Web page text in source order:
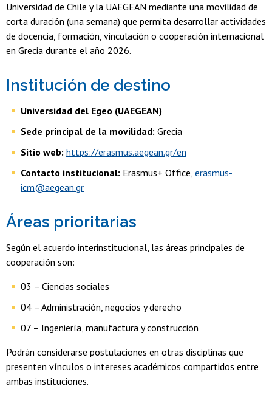
Universidad de Chile y la UAEGEAN mediante una movilidad de
corta duración (una semana) que permita desarrollar actividades
de docencia, formación, vinculación o cooperación internacional
en Grecia durante el año 2026.
Institución de destino
Universidad del Egeo (UAEGEAN)
Sede principal de la movilidad: Grecia
Sitio web: https://erasmus.aegean.gr/en
Contacto institucional: Erasmus+ Office, erasmus-
icm@aegean.gr
Áreas prioritarias
Según el acuerdo interinstitucional, las áreas principales de
cooperación son:
03 – Ciencias sociales
04 – Administración, negocios y derecho
07 – Ingeniería, manufactura y construcción
Podrán considerarse postulaciones en otras disciplinas que
presenten vínculos o intereses académicos compartidos entre
ambas instituciones.